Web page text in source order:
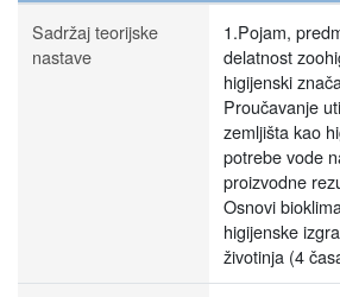
Sadržaj teorijske
nastave
1.Pojam,
delatnost
higijenski
Proučavanje
zemljišta kao
potrebe vode
proizvodne
Osnovi
higijenske
životinja (4